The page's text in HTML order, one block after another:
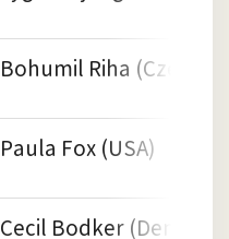
Bohumil Riha
Paula Fox (USA)
Cecil Bodker